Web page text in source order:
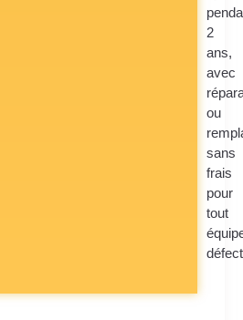
2
ans,
avec
ou
sans
frais
pour
tout